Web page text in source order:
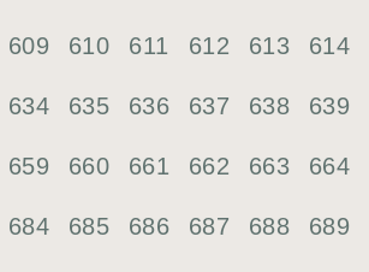
609 610 611 612 613 614
634 635 636 637 638 639
659 660 661 662 663 664
684 685 686 687 688 689